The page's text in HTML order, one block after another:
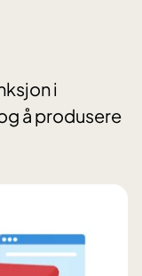
i
å produsere